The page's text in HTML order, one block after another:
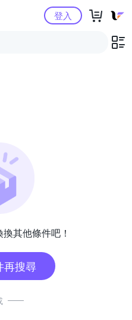
Yahoo購物中心登入
其他條件吧！
再搜尋